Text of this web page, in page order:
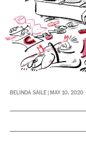
BELINDA SAILE MAY 10, 2020